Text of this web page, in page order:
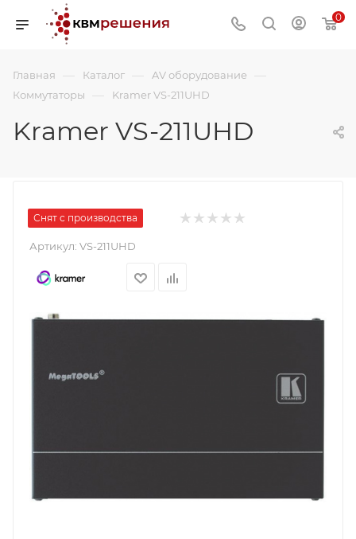
0
Главная — Каталог — AV оборудование —
Коммутаторы — Kramer VS-211UHD
Kramer VS-211UHD
Снят с производства
Артикул: VS-211UHD